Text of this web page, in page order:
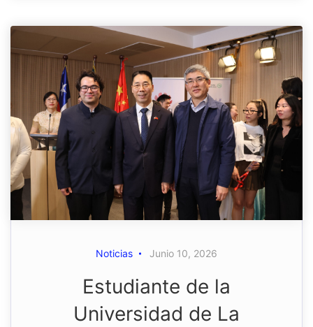
Noticias Junio 10, 2026
Estudiante de la
Universidad de La